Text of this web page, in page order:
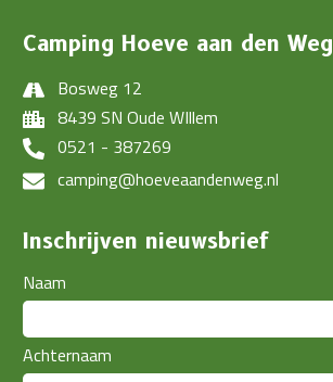
Camping Hoeve aan den Weg
Bosweg 12
8439 SN Oude WIllem
0521 - 387269
camping@hoeveaandenweg.nl
Inschrijven nieuwsbrief
Naam
Achternaam